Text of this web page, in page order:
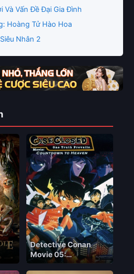
Và Vấn Đề Đại Gia Đình
Hoàng Tử Hào Hoa
Nhân 2
Detective Conan
Movie 05:
Countdown to